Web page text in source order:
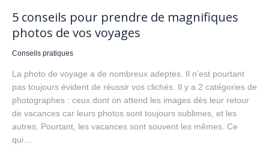
5 conseils pour prendre de magnifiques
photos de vos voyages
Conseils pratiques
La photo de voyage a de nombreux adeptes. Il n’est pourtant
pas toujours évident de réussir vos clichés. Il y a 2 catégories de
photographes : ceux dont on attend les images dès leur retour
de vacances car leurs photos sont toujours sublimes, et les
autres. Pourtant, les vacances sont souvent les mêmes. Ce
qui…